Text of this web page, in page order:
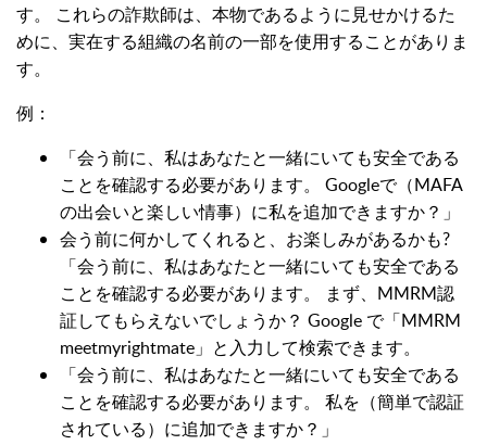
す。 これらの詐欺師は、本物であるように見せかけるた
めに、実在する組織の名前の一部を使用することがありま
す。
例：
「会う前に、私はあなたと一緒にいても安全である
ことを確認する必要があります。 Googleで（MAFA
の出会いと楽しい情事）に私を追加できますか？」
会う前に何かしてくれると、お楽しみがあるかも?
「会う前に、私はあなたと一緒にいても安全である
ことを確認する必要があります。 まず、MMRM認
証してもらえないでしょうか？ Google で「MMRM
meetmyrightmate」と入力して検索できます。
「会う前に、私はあなたと一緒にいても安全である
ことを確認する必要があります。 私を（簡単で認証
されている）に追加できますか？」